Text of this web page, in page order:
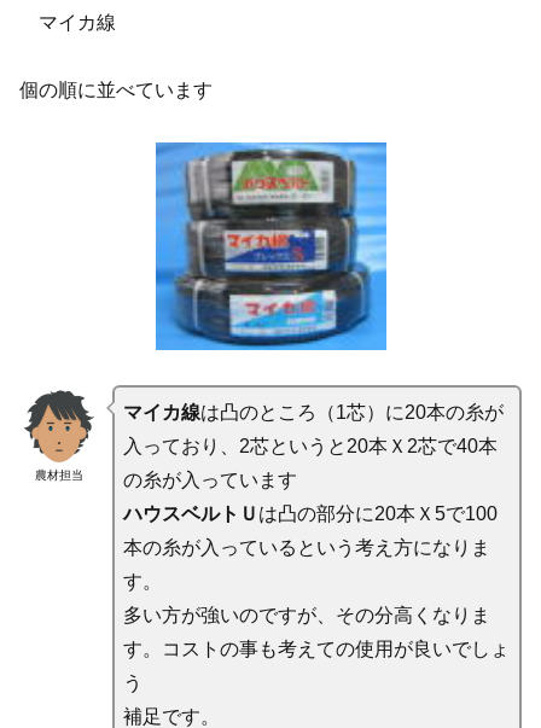
マイカ線
個の順に並べています
農材担当
マイカ線は凸のところ（1芯）に20本の糸が
入っており、2芯というと20本Ｘ2芯で40本
の糸が入っています
ハウスベルトＵ は凸の部分に20本Ｘ5で100
本の糸が入っているという考え方になりま
す。
多い方が強いのですが、その分高くなりま
す。コストの事も考えての使用が良いでしょ
う
補足です。